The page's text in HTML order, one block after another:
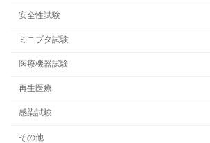
安全性試験
ミニブタ試験
医療機器試験
再生医療
感染試験
その他